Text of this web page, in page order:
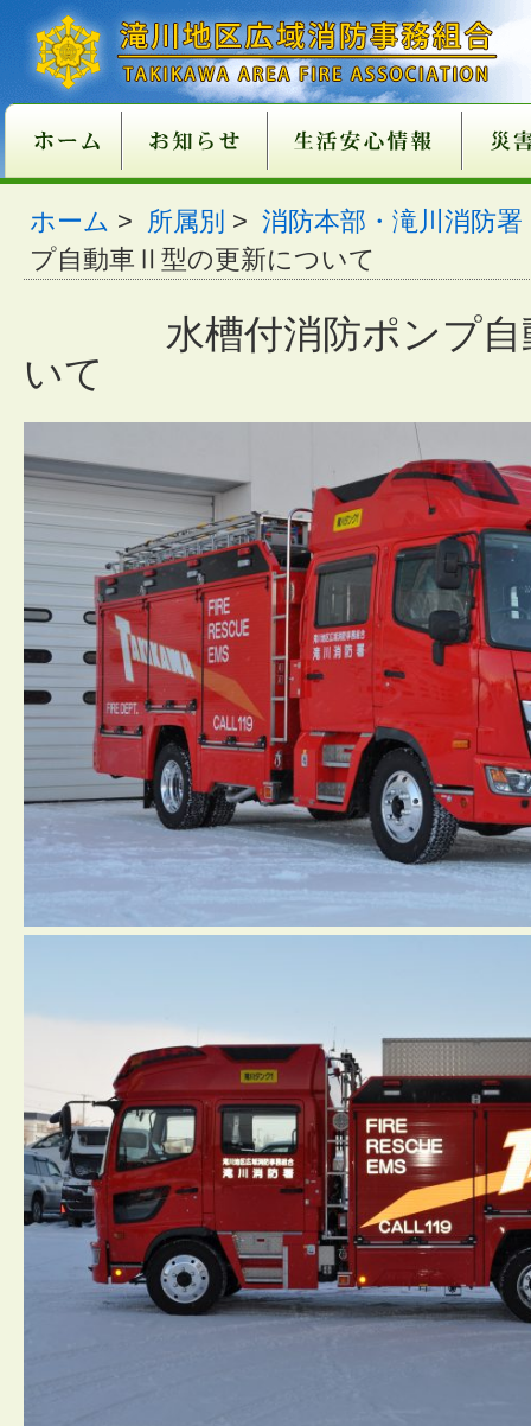
新庁舎情報
入札情報
職員採用情報
各種申請・届出用紙
講習・試験案内
地方分権改革一括法
関係条例整備
違反対象物公表制度
適マーク制度 火災予防 火災
消火
火災
住宅
いて
住宅
店
過去
住宅
功事例
催し
条例
救急 心肺
異物
止血法
ＡＥ
救急
医療
患者
て
１１９番 １１
１１
い
携帯
番に
救急
いて
ご注意 古い
消火
ついて
住宅
適正
ガス
につ
ホー
につ
消火
準の
組合
過去
ホーム > 所属別 > 消防本部・滝川消防署
プ自動車Ⅱ型の更新について
水槽付消防ポンプ
いて